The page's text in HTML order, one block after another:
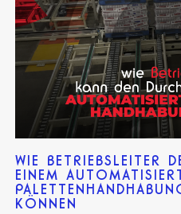
WIE BETRIEBSLEITER
EINEM
KÖNNEN